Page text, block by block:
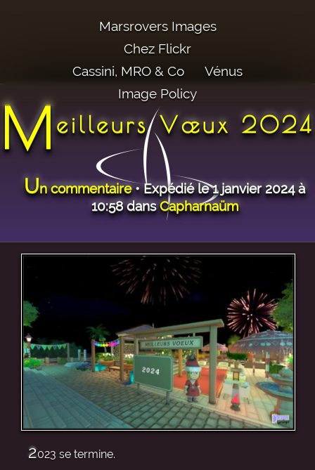
Marsrovers Images
Chez Flickr
Cassini, MRO & Co
Vénus
Image Policy
Meilleurs Vœux 2024
Un commentaire• Expédié le 1 janvier 2024 à
10:58 dansCapharnaüm
2023 se termine.